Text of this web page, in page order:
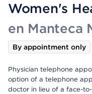
Women's
en Manteca
By appointment only
Physician telephone
option of a telephone
doctor in lieu of a face-